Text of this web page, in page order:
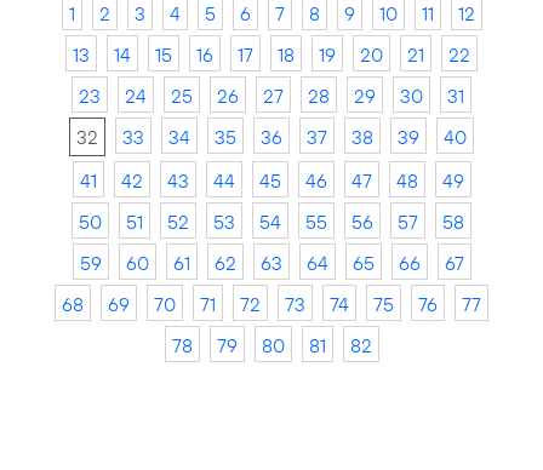
1 2 3 4 5 6 7 8 9 10 11
12
13
14 15 16 17 18 19 20 21
22
23
24 25 26 27 28 29 30
31
32
33 34 35 36 37 38 39
40
41
42 43 44 45 46 47 48
49
50
51 52 53 54 55 56 57
58
59
60 61 62 63 64 65 66
67
68
69 70 71 72 73 74 75 76
77
78
79 80 81 82